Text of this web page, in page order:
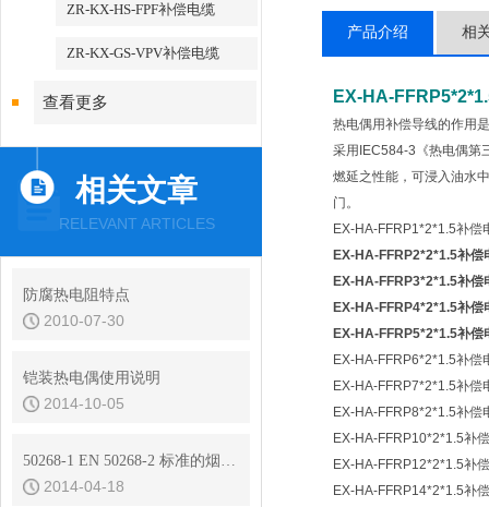
ZR-KX-HS-FPF补偿电缆
ZR-KX-GS-VPV补偿电缆
查看更多
相关文章
RELEVANT ARTICLES
防腐热电阻特点
2010-07-30
铠装热电偶使用说明
2014-10-05
50268-1 EN 50268-2 标准的烟密度试验
2014-04-18
产品介绍 相
EX-HA-
热电偶用补偿导线的作用
采用IEC584-3《热电偶第
燃延之性能，可浸入油水
门。
EX-HA-FFRP1*2*1.5补偿
EX-HA-FFRP2*2*1.5补偿
EX-HA-FFRP3*2*1.5补偿
EX-HA-FFRP4*2*1.5补偿
EX-HA-FFRP5*2*1.5补偿
EX-HA-FFRP6*2*1.5补偿
EX-HA-FFRP7*2*1.5补偿
EX-HA-FFRP8*2*1.5补偿
EX-HA-FFRP10*2*1.5补
EX-HA-FFRP12*2*1.5补
EX-HA-FFRP14*2*1.5补